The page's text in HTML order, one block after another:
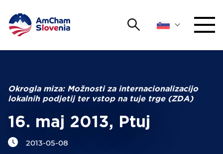
Išči
ZAGOVORNIŠTVO
AmChamYOUNG
MEDNARODNO SODELOVANJE
Okrogla miza: Možnosti za internacionalizacijo
lokalnih podjetij ter vstop na tuje trge (ZDA)
16. maj 2013, Ptuj
2013-05-08